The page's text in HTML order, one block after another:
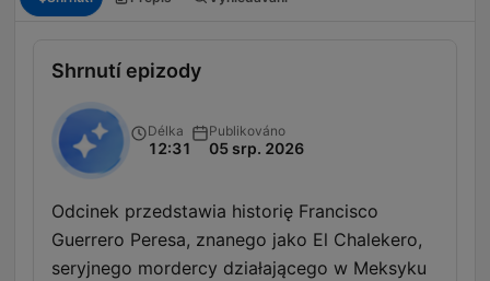
Shrnutí epizody
Délka
12:31
Publikováno
05 srp. 2026
Odcinek przedstawia historię Francisco
Guerrero Peresa, znanego jako El Chalekero,
seryjnego mordercy działającego w Meksyku